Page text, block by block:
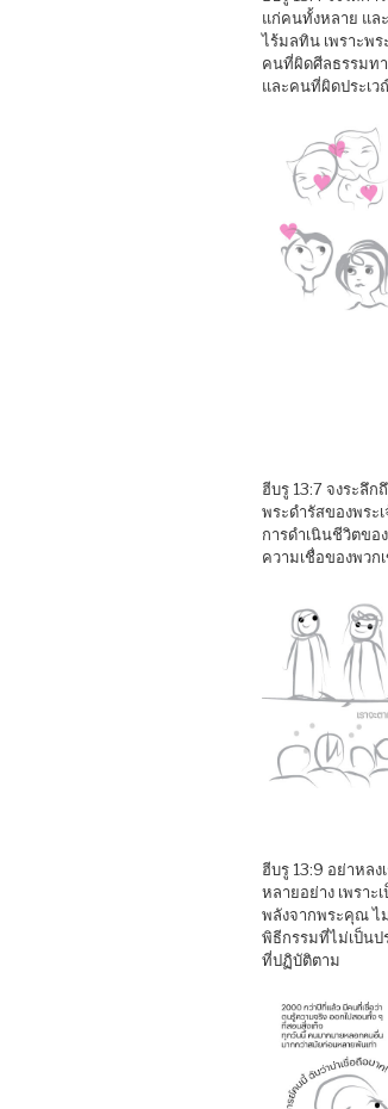
แก่คนทั้งหลาย แล
ไร้มลทิน เพราะพร
คนที่ผิดศีลธรรมทา
และคนที่ผิดประเว
ฮีบรู 13:7 จงระลึ
พระดำรัสของพระ
การดำเนินชีวิตขอ
ความเชื่อของพวก
ฮีบรู 13:9 อย่าหล
หลายอย่าง เพราะ
พลังจากพระคุณ ไ
พิธีกรรมที่ไม่เป็น
ที่ปฏิบัติตาม